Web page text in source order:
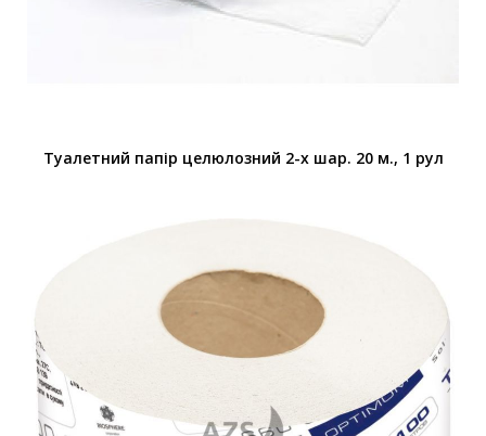
Туалетний папір целюлозний 2-х шар. 20 м., 1 рул